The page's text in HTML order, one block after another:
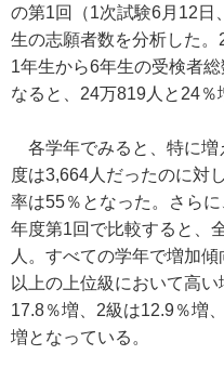
の第1回（1次試験6月12日
生の志願者数を分析した
1年生から6年生の受検者
なると、24万819人と24％
各学年でみると、特に増
度は3,664人だったのに対
率は55％となった。さら
年度第1回で比較すると、
人。すべての学年で増加
以上の上位級において高
17.8％増、2級は12.9％増
増となっている。